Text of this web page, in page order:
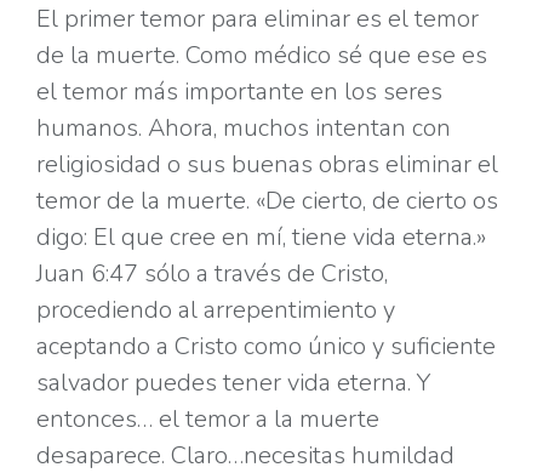
El primer temor para eliminar es el temor
de la muerte. Como médico sé que ese es
el temor más importante en los seres
humanos. Ahora, muchos intentan con
religiosidad o sus buenas obras eliminar el
temor de la muerte. «De cierto, de cierto os
digo: El que cree en mí, tiene vida eterna.»
Juan 6:47 sólo a través de Cristo,
procediendo al arrepentimiento y
aceptando a Cristo como único y suficiente
salvador puedes tener vida eterna. Y
entonces… el temor a la muerte
desaparece. Claro…necesitas humildad